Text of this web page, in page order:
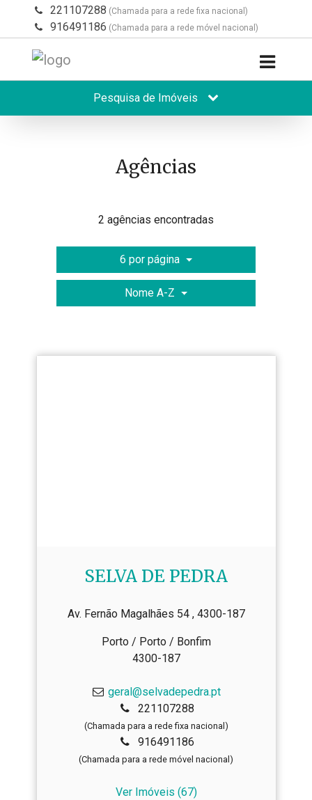
221107288 (Chamada para a rede fixa nacional)
916491186 (Chamada para a rede móvel nacional)
Pesquisa de Imóveis
Agências
2 agências encontradas
6 por página
Nome A-Z
SELVA DE PEDRA
Av. Fernão Magalhães 54 , 4300-187
Porto / Porto / Bonfim
4300-187
geral@selvadepedra.pt
221107288
(Chamada para a rede fixa nacional)
916491186
(Chamada para a rede móvel nacional)
Ver Imóveis (67)